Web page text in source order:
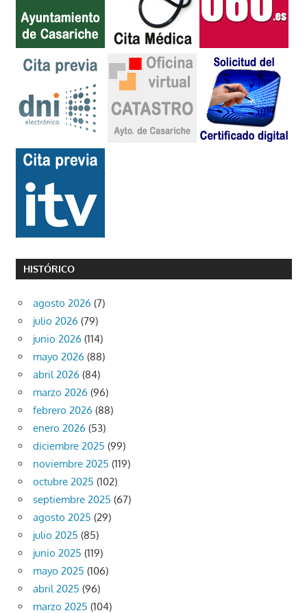
HISTÓRICO
agosto 2026 (7)
julio 2026 (79)
junio 2026 (114)
mayo 2026 (88)
abril 2026 (84)
marzo 2026 (96)
febrero 2026 (88)
enero 2026 (53)
diciembre 2025 (99)
noviembre 2025 (119)
octubre 2025 (102)
septiembre 2025 (67)
agosto 2025 (29)
julio 2025 (85)
junio 2025 (119)
mayo 2025 (106)
abril 2025 (96)
marzo 2025 (104)